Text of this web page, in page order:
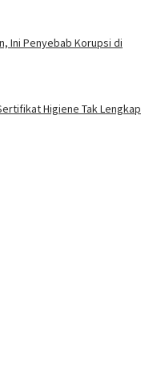
Ini Penyebab Korupsi di
Higiene Tak Lengkap